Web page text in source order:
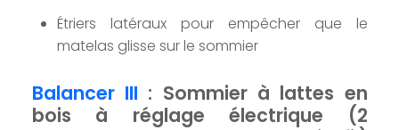
Étriers latéraux pour empêcher que le
matelas glisse sur le sommier
Balancer III : Sommier à lattes en
bois à réglage électrique (2